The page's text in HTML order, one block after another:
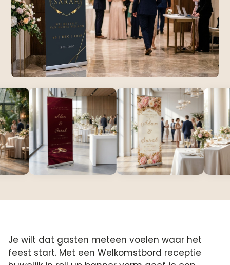
Je wilt dat gasten meteen voelen waar het
feest start. Met een Welkomstbord receptie